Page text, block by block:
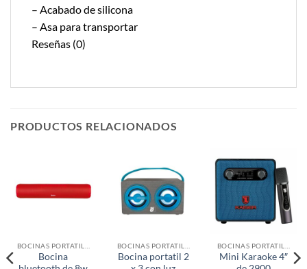
– Acabado de silicona
– Asa para transportar
Reseñas (0)
PRODUCTOS RELACIONADOS
Bocina
Bocina portatil 2
Mini Karaoke 4″